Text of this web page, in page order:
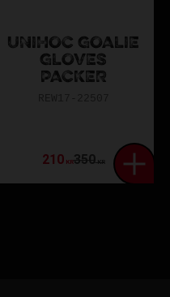
UNIHOC GOALIE
GLOVES
PACKER
210KR350KR